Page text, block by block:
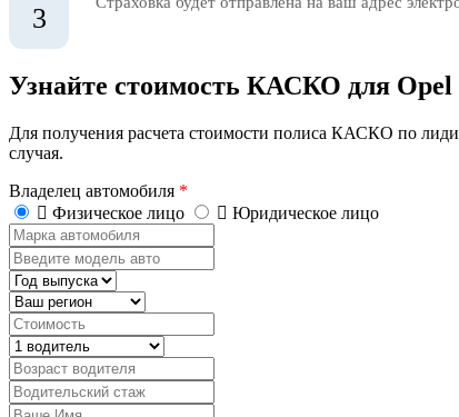
3
Узнайте стоимость КАСКО для Opel
Для получения расчета стоимости полиса КАСКО по
случая.
Владелец автомобиля *
Физическое лицо
Юридическое лицо
Марка
автомобиля
Введите
модель
авто
Год
выпуска
Регион
Стоимость,
руб.
Водитель
Возраст
водителя
Водительский
стаж
Ваше